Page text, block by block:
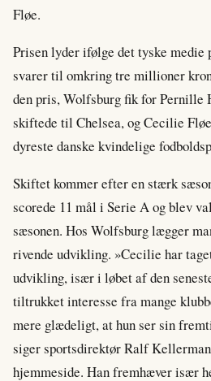
Fløe.
Prisen lyder ifølge det tyske medie
svarer til omkring tre millioner
den pris, Wolfsburg fik for Pernille
skiftede til Chelsea, og Cecilie
dyreste danske kvindelige
Skiftet kommer efter en stærk
scorede 11 mål i Serie A og blev
sæsonen. Hos Wolfsburg lægger
rivende udvikling. »Cecilie har
udvikling, især i løbet af den
tiltrukket interesse fra mange
mere glædeligt, at hun ser sin
siger sportsdirektør Ralf
hjemmeside. Han fremhæver især